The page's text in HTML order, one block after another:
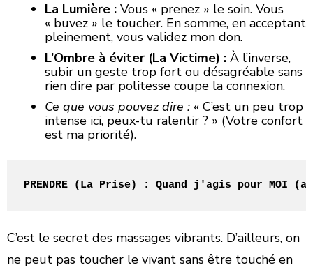
La Lumière : Vous « prenez » le soin. Vous
« buvez » le toucher. En somme, en acceptant
pleinement, vous validez mon don.
L’Ombre à éviter (La Victime) : À l’inverse,
subir un geste trop fort ou désagréable sans
rien dire par politesse coupe la connexion.
Ce que vous pouvez dire : « C’est un peu trop
intense ici, peux-tu ralentir ? » (Votre confort
est ma priorité).
PRENDRE (La Prise) : Quand j'agis pour MOI
C’est le secret des massages vibrants. D’ailleurs, on
ne peut pas toucher le vivant sans être touché en